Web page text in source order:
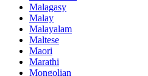
Malagasy
Malay
Malayalam
Maltese
Maori
Marathi
Mongolian